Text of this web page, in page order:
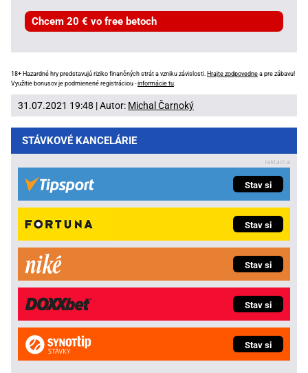
Chcem 20 € vo free betoch
18+ Hazardné hry predstavujú riziko finančných strát a vzniku závislosti. Hrajte zodpovedne a pre zábavu!
Využitie bonusov je podmienené registráciou -informácie tu.
31.07.2021 19:48 | Autor: Michal Čarnoký
STÁVKOVÉ KANCELÁRIE
Stav si
Stav si
Stav si
Stav si
Stav si